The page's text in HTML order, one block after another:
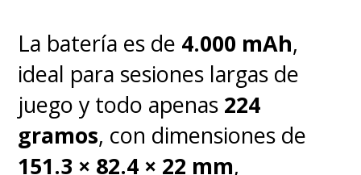
La batería es de 4.000 mAh,
ideal para sesiones largas de
juego y todo apenas 224
gramos, con dimensiones de
151.3 × 82.4 × 22 mm,